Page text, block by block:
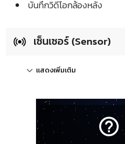
บันทึกวิดีโอกล้องหลัง
เซ็นเซอร์ (Sensor)
แสดงเพิ่มเติม
help_outline